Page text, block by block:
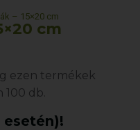
– 15×20 cm
cm
ezen termékek
100 db.